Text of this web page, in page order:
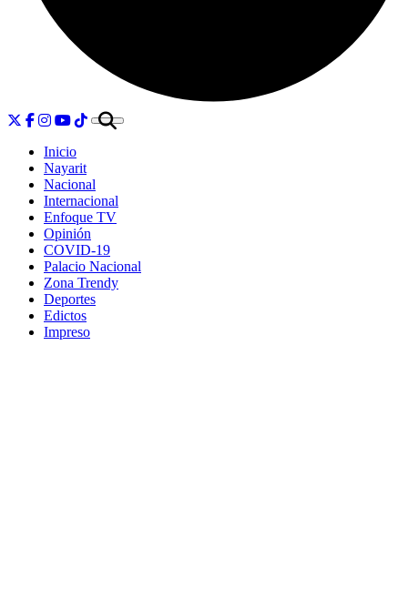
Inicio
Nayarit
Nacional
Internacional
Enfoque TV
Opinión
COVID-19
Palacio Nacional
Zona Trendy
Deportes
Edictos
Impreso